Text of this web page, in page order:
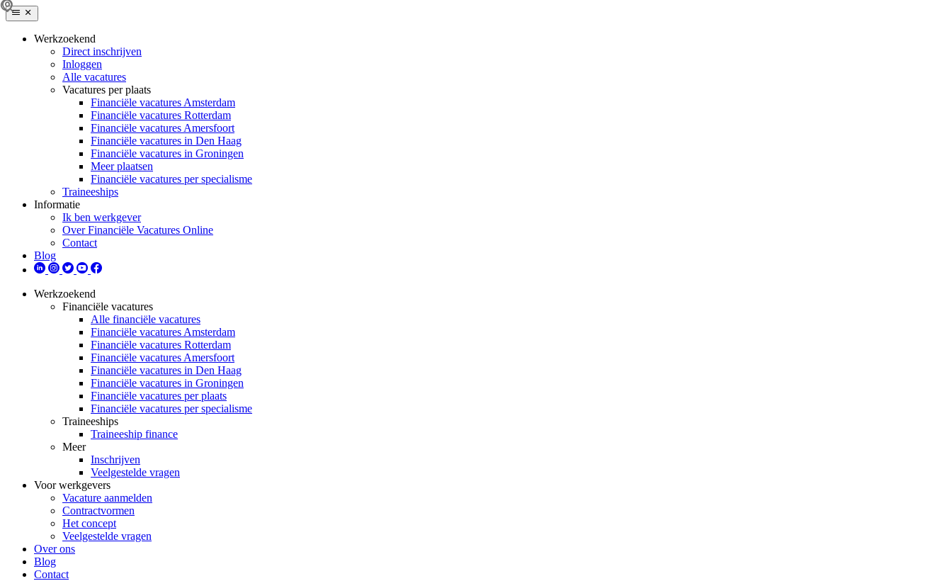
Werkzoekend
Direct inschrijven
Inloggen
Alle vacatures
Vacatures per plaats
Financiële vacatures Amsterdam
Financiële vacatures Rotterdam
Financiële vacatures Amersfoort
Financiële vacatures in Den Haag
Financiële vacatures in Groningen
Meer plaatsen
Financiële vacatures per specialisme
Traineeships
Informatie
Ik ben werkgever
Over Financiële Vacatures Online
Contact
Blog
Werkzoekend
Financiële vacatures
Alle financiële vacatures
Financiële vacatures Amsterdam
Financiële vacatures Rotterdam
Financiële vacatures Amersfoort
Financiële vacatures in Den Haag
Financiële vacatures in Groningen
Financiële vacatures per plaats
Financiële vacatures per specialisme
Traineeships
Traineeship finance
Meer
Inschrijven
Veelgestelde vragen
Voor werkgevers
Vacature aanmelden
Contractvormen
Het concept
Veelgestelde vragen
Over ons
Blog
Contact